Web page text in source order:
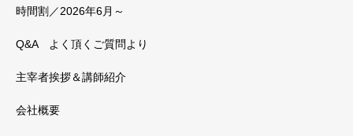
時間割／2026年6月～
Q&A よく頂くご質問より
主宰者挨拶＆講師紹介
会社概要